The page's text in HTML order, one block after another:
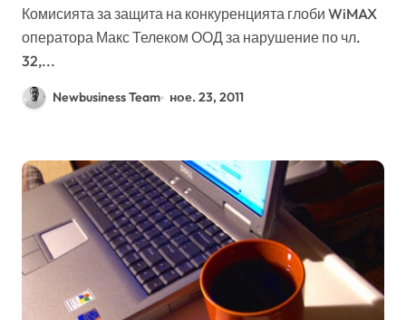
Комисията за защита на конкуренцията глоби WiMAX
оператора Макс Телеком ООД за нарушение по чл.
32,...
Newbusiness Team ное. 23, 2011